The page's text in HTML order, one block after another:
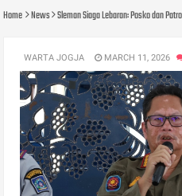
Home News Sleman Siaga Lebaran: Posko dan
WARTA JOGJA MARCH 11, 2026